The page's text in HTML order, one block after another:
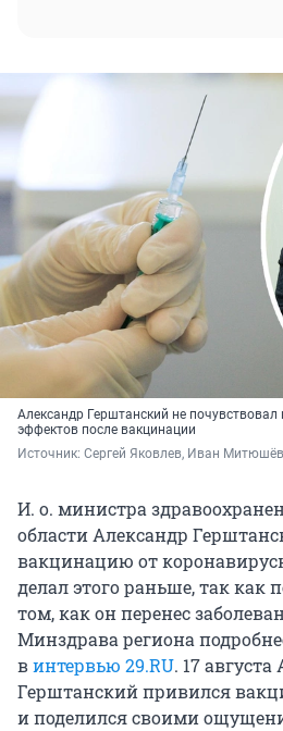
Александр Герштанский не почувствовал
эффектов после вакцинации
Источник: Сергей Яковлев, Иван Митюшёв
И. о. министра
области Александр
вакцинацию от
делал этого раньше, так как
том, как он перенес
Минздрава региона
винтервью 29.RU. 17
Герштанский привился
и поделился своими